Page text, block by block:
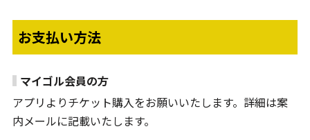
お支払い方法
マイゴル会員の方
アプリよりチケット購入をお願いいたします。詳細は案
内メールに記載いたします。